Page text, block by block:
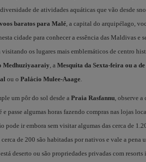
de atividades aquáticas que vão desde
voos baratos para Malé, a capital do arquipélago,
cidade para conhecer a essência das Maldivas e
os lugares mais emblemáticos de centro
Medhuziyaaraiy , a Mesquita da Sexta-feira ou a
ou o Palácio Mulee-Aaage.
um pôr do sol desde a Praia Rasfannu, observe a
e passe algumas horas fazendo compras nas lojas
pode ir embora sem visitar algumas das cerca de
cerca de 200 são habitadas por nativos e vale a
deserto ou são propriedades privadas com